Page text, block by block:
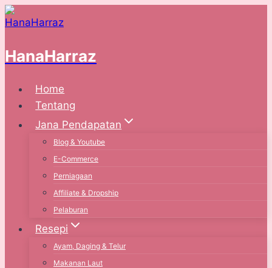
Skip
to
HanaHarraz
Home
Tentang
Jana Pendapatan
Blog & Youtube
E-Commerce
Perniagaan
Affiliate & Dropship
Pelaburan
Resepi
Ayam, Daging & Telur
Makanan Laut